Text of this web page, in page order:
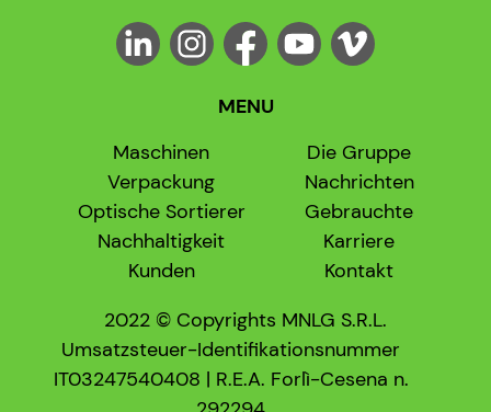
MENU
Maschinen
Verpackung
Optische Sortierer
Nachhaltigkeit
Kunden
Die Gruppe
Nachrichten
Gebrauchte
Karriere
Kontakt
2022 © Copyrights MNLG S.R.L.
Umsatzsteuer-Identifikationsnummer
IT03247540408 | R.E.A. Forlì-Cesena n.